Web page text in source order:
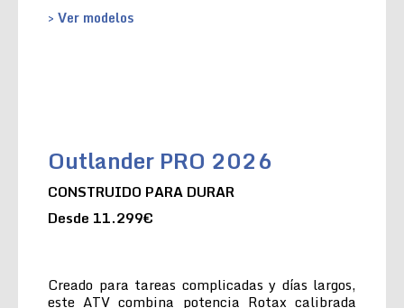
> Ver modelos
Outlander PRO 2026
CONSTRUIDO PARA DURAR
Desde 11.299€
Creado para tareas complicadas y días largos,
este ATV combina potencia Rotax calibrada